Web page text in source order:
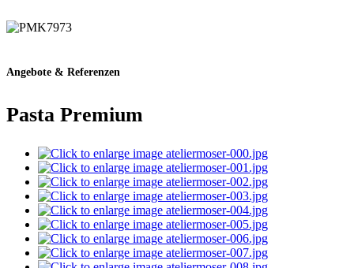
Angebote & Referenzen
Pasta Premium